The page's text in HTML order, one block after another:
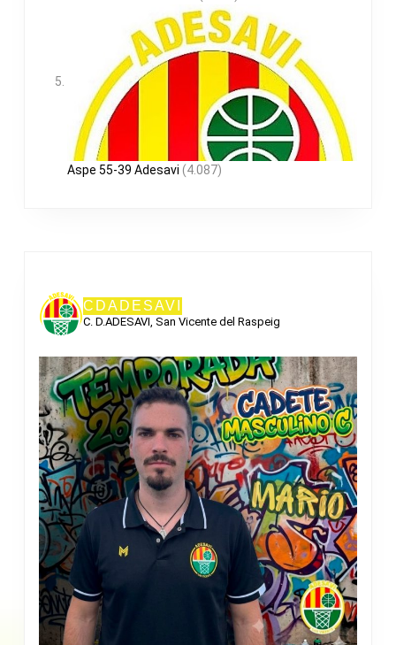
Aspe 55-39 Adesavi (4.087)
CDADESAVI
C. D.ADESAVI, San Vicente del Raspeig